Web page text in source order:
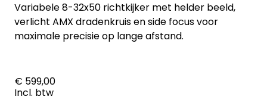
Variabele 8-32x50 richtkijker met helder beeld,
verlicht AMX dradenkruis en side focus voor
maximale precisie op lange afstand.
€ 599,00
Incl. btw